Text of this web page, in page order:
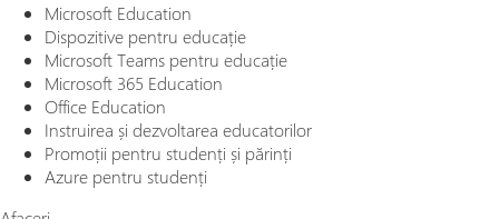
Microsoft Education
Dispozitive pentru educație
Microsoft Teams pentru educație
Microsoft 365 Education
Office Education
Instruirea și dezvoltarea educatorilor
Promoții pentru studenți și părinți
Azure pentru studenți